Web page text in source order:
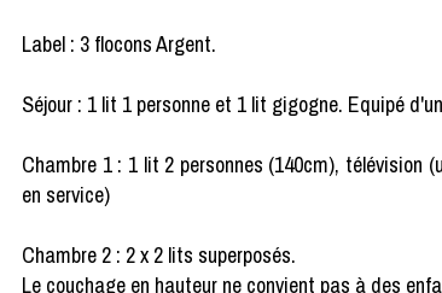
Label : 3 flocons Argent.
Séjour : 1 lit 1 personne et 1 lit gigogne. Equipé
Chambre 1 : 1 lit 2 personnes (140cm), télévision
en service)
Chambre 2 : 2 x 2 lits superposés.
Le couchage en hauteur ne convient pas à des